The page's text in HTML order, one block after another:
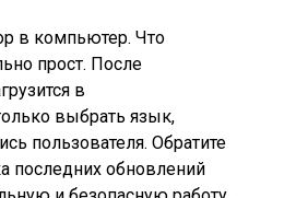
в компьютер. Что
прост. После
в
выбрать язык,
пользователя. Обратите
последних обновлений